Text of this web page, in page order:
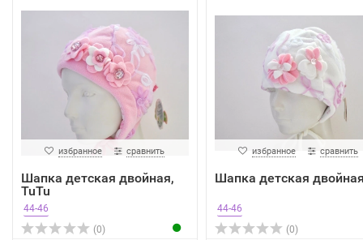
избранное сравнить
Шапка детская двойная,
TuTu
44-46
(0)
избранное сравнить
Шапка детская
44-46
(0)